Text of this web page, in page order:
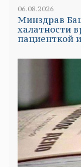
06.08.2026
Минздрав
халатности
пациенткой